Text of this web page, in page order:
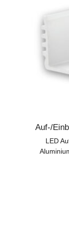
Auf-/
LED